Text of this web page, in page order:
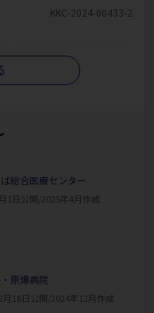
KKC-2024-00433-2
総合医療センター
1日公開/2025年4月作成
原爆病院
月16日公開/2024年12月作成